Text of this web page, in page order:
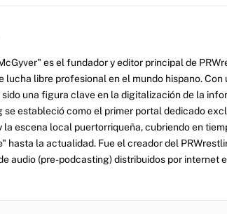
es el fundador y editor principal de
lucha libre profesional en el mundo hispano.
sido una figura clave en la digitalización de la
se estableció como el primer portal dedicado
la escena local puertorriqueña, cubriendo en
hasta la actualidad. Fue el creador del
audio (pre-podcasting) distribuidos por internet